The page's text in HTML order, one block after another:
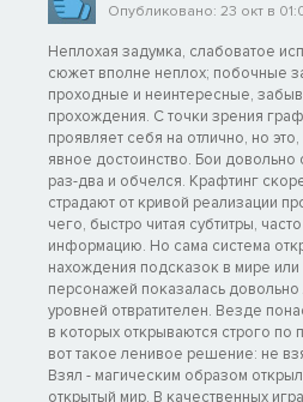
Опубликовано: 23 окт в
Неплохая задумка, слабоватое
сюжет вполне неплох; побочные
проходные и неинтересные,
прохождения. С точки зрения
проявляет себя на отлично, но
явное достоинство. Бои
раз-два и обчелся. Крафтинг
страдают от кривой реализации
чего, быстро читая субтитры,
информацию. Но сама система
нахождения подсказок в мире или
персонажей показалась
уровней отвратителен. Везде
в которых открываются строго по
вот такое ленивое решение: не
Взял - магическим образом
открытый мир. В качественных